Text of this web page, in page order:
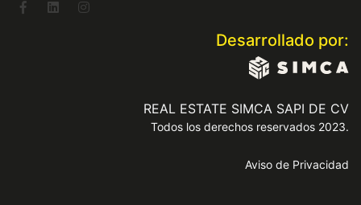
Desarrollado por:
REAL ESTATE SIMCA SAPI DE CV
Todos los derechos reservados 2023.
Aviso de Privacidad